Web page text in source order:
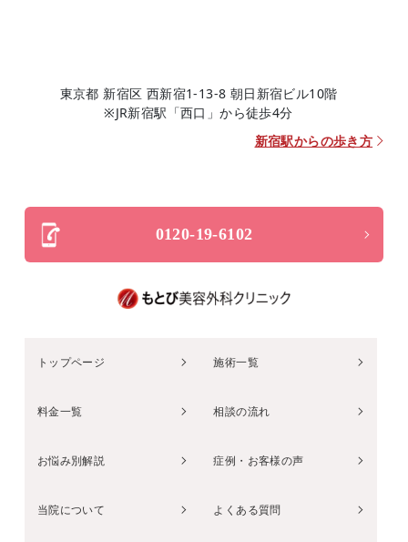
東京都 新宿区 西新宿1-13-8 朝日新宿ビル10階
※JR新宿駅「西口」から徒歩4分
新宿駅からの歩き方
0120-19-6102
トップページ 施術一覧
料金一覧 相談の流れ
お悩み別解説 症例・お客様の声
当院について よくある質問